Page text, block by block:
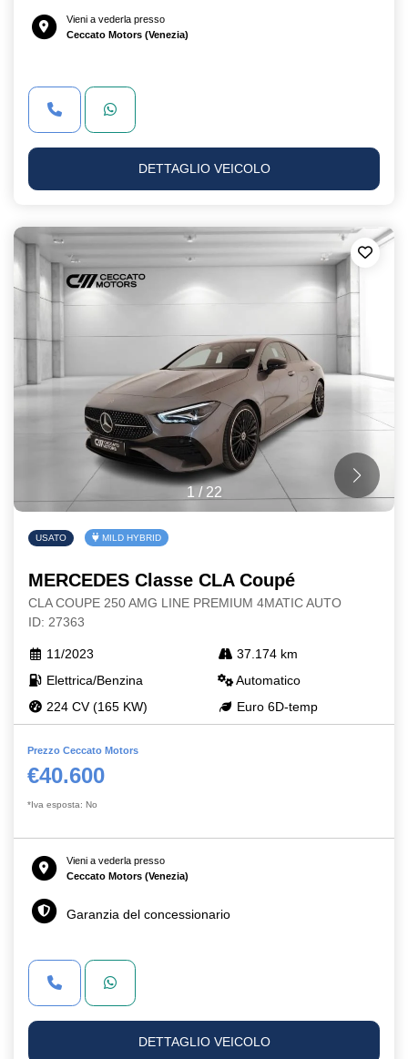
Vieni a vederla presso
Ceccato Motors (Venezia)
DETTAGLIO VEICOLO
1 / 22
USATO MILD HYBRID
MERCEDES Classe CLA Coupé
CLA COUPE 250 AMG LINE PREMIUM 4MATIC AUTO
ID: 27363
11/2023
37.174 km
Elettrica/Benzina
Automatico
224 CV (165 KW)
Euro 6D-temp
Prezzo Ceccato Motors
€40.600
*Iva esposta: No
Vieni a vederla presso
Ceccato Motors (Venezia)
Garanzia del concessionario
DETTAGLIO VEICOLO